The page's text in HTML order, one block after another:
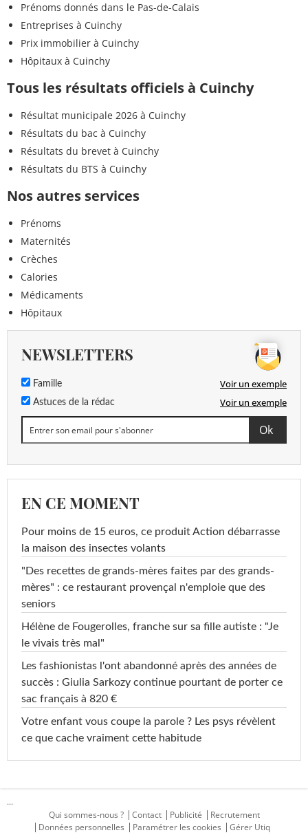
Prénoms donnés dans le Pas-de-Calais
Entreprises à Cuinchy
Prix immobilier à Cuinchy
Hôpitaux à Cuinchy
Tous les résultats officiels à Cuinchy
Résultat municipale 2026 à Cuinchy
Résultats du bac à Cuinchy
Résultats du brevet à Cuinchy
Résultats du BTS à Cuinchy
Nos autres services
Prénoms
Maternités
Crèches
Calories
Médicaments
Hôpitaux
NEWSLETTERS
Famille Voir un exemple
Astuces de la rédac Voir un exemple
EN CE MOMENT
Pour moins de 15 euros, ce produit Action débarrasse
la maison des insectes volants
"Des recettes de grands-mères faites par des grands-
mères" : ce restaurant provençal n'emploie que des
seniors
Hélène de Fougerolles, franche sur sa fille autiste : "Je
le vivais très mal"
Les fashionistas l'ont abandonné après des années de
succès : Giulia Sarkozy continue pourtant de porter ce
sac français à 820 €
Votre enfant vous coupe la parole ? Les psys révèlent
ce que cache vraiment cette habitude
...
Qui sommes-nous ?
Contact Publicité
Recrutement
Données personnelles
Paramétrer les cookies
Gérer Utiq